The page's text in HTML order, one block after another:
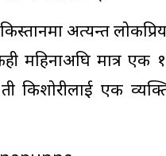
अत्यन्त
महिनाअघि मात्र एक
किशोरीलाई एक